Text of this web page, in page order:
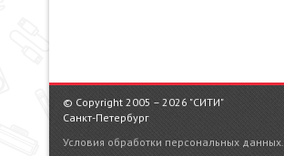
© Copyright 2005 – 2026 "СИТИ"
Санкт-Петербург
Условия обработки персональных данных.